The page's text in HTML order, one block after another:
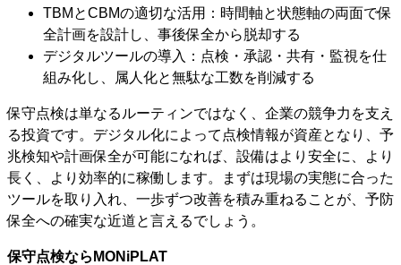
TBMとCBMの適切な活用：時間軸と状態軸の両面で保
全計画を設計し、事後保全から脱却する
デジタルツールの導入：点検・承認・共有・監視を仕
組み化し、属人化と無駄な工数を削減する
保守点検は単なるルーティンではなく、企業の競争力を支え
る投資です。デジタル化によって点検情報が資産となり、予
兆検知や計画保全が可能になれば、設備はより安全に、より
長く、より効率的に稼働します。まずは現場の実態に合った
ツールを取り入れ、一歩ずつ改善を積み重ねることが、予防
保全への確実な近道と言えるでしょう。
保守点検ならMONiPLAT